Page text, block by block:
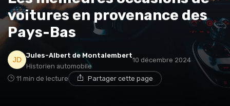
voitures en provenance des
Pays-Bas
Jules-Albert de Montalembert
Historien automobile
10 décembre 2024
11 min de lecture Partager cette page